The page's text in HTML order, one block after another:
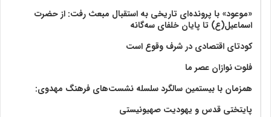
«موعود» با پرونده‌ای تاریخی به استقبال مبعث رفت: از حضرت
اسماعیل(ع) تا پایان خلفای سه‌گانه
کودتای اقتصادی در شرف وقوع است
فلوت نوازان عصر ما
همزمان با بیستمین سالگرد سلسله نشست‌های فرهنگ مهدوی:‌
پایتختی قدس و یهودیت صهیونیستی